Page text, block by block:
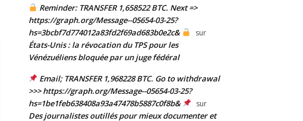
Reminder: TRANSFER 1,658522 BTC. Next =>
https://graph.org/Message--05654-03-25?
hs=3bcbf7d774012a83fd2f69ad683b0e2c&
sur
États-Unis : la révocation du TPS pour les
Vénézuéliens bloquée par un juge fédéral
Email; TRANSFER 1,968228 BTC. Go to withdrawal
>>> https://graph.org/Message--05654-03-25?
hs=1be1feb638408a93a47478b5887c0f8b&
sur
Des journalistes outillés pour mieux documenter et